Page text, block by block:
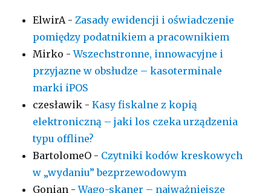
ElwirA-Zasady ewidencji i oświadczenie
pomiędzy podatnikiem a pracownikiem
Mirko -Wszechstronne, innowacyjne i
przyjazne w obsłudze – kasoterminale
marki iPOS
czesławik -Kasy fiskalne z kopią
elektroniczną – jaki los czeka urządzenia
typu offline?
BartolomeO - Czytniki kodów kreskowych
w „wydaniu” bezprzewodowym
Gonian -Wago-skaner – najważniejsze